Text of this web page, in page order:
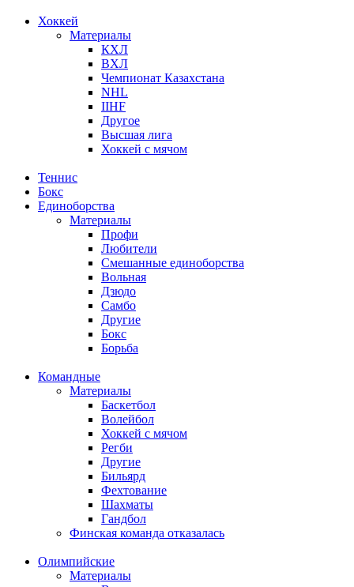
Хоккей
Материалы
КХЛ
ВХЛ
Чемпионат Казахстана
NHL
IIHF
Другое
Высшая лига
Хоккей с мячом
Теннис
Бокс
Единоборства
Материалы
Профи
Любители
Смешанные единоборства
Вольная
Дзюдо
Самбо
Другие
Бокс
Борьба
Командные
Материалы
Баскетбол
Волейбол
Хоккей с мячом
Регби
Другие
Бильярд
Фехтование
Шахматы
Гандбол
Финская команда отказалась
Олимпийские
Материалы